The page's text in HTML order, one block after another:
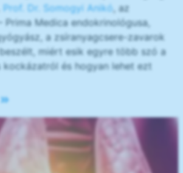
Prof. Dr. Somogyi Anikó, az
Prima Medica endokrinológusa,
a zsíranyagcsere-zavarok
miért esik egyre több szó a
és hogyan lehet ezt